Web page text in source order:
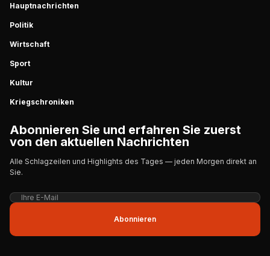
Hauptnachrichten
Politik
Wirtschaft
Sport
Kultur
Kriegschroniken
Abonnieren Sie und erfahren Sie zuerst
von den aktuellen Nachrichten
Alle Schlagzeilen und Highlights des Tages — jeden Morgen direkt an
Sie.
Abonnieren